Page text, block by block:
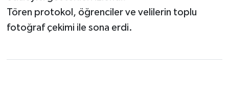
Tören protokol, öğrenciler ve velilerin toplu
fotoğraf çekimi ile sona erdi.